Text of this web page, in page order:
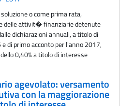
o come prima rata,
delle attivit� finanziarie detenute
dichiarazioni annuali, a titolo di
di primo acconto per l'anno 2017,
0,40% a titolo di interesse
agevolato: versamento
con la maggiorazione